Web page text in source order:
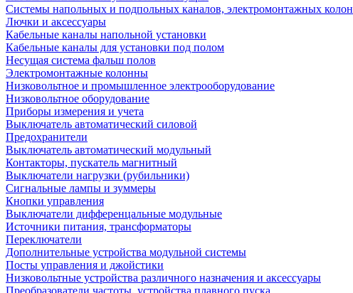
Системы напольных и подпольных каналов, электромонтажных колон
Лючки и аксессуары
Кабельные каналы напольной установки
Кабельные каналы для установки под полом
Несущая система фальш полов
Электромонтажные колонны
Низковольтное и промышленное электрооборудование
Низковольтное оборудование
Приборы измерения и учета
Выключатель автоматический силовой
Предохранители
Выключатель автоматический модульный
Контакторы, пускатель магнитный
Выключатели нагрузки (рубильники)
Сигнальные лампы и зуммеры
Кнопки управления
Выключатели дифференцальные модульные
Источники питания, трансформаторы
Переключатели
Дополнительные устройства модульной системы
Посты управления и джойстики
Низковольтные устройства различного назначения и аксессуары
Преобразователи частоты, устройства плавного пуска